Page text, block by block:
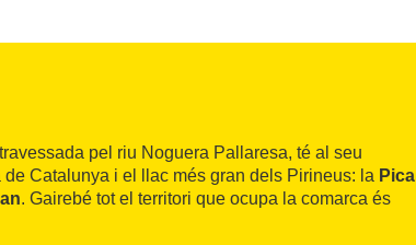
pel riu Noguera Pallaresa, té al seu
Catalunya i el llac més gran dels Pirineus: la Pica
. Gairebé tot el territori que ocupa la comarca és